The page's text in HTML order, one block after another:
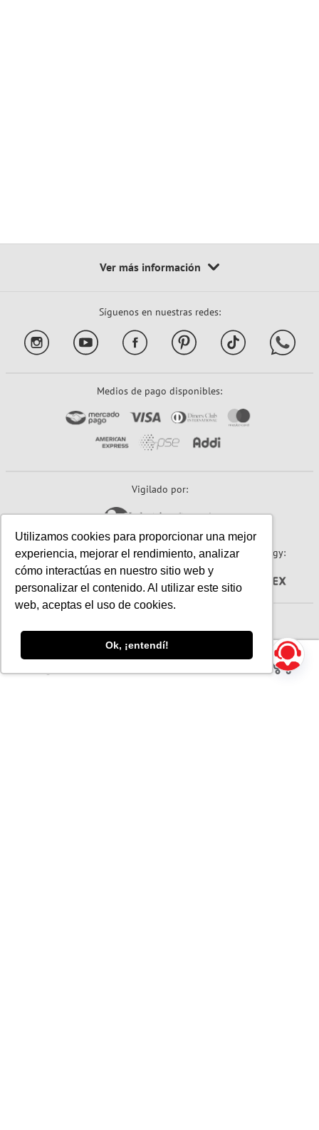
Utilizamos cookies para proporcionar una mejor
experiencia, mejorar el rendimiento, analizar
cómo interactúas en nuestro sitio web y
personalizar el contenido. Al utilizar este sitio
web, aceptas el uso de cookies.
Ok, ¡entendí!
☰
Síguenos en nuestras redes:
Medios de pago disponibles:
Vigilado por:
Sitio seguro: Powered By: Technology: